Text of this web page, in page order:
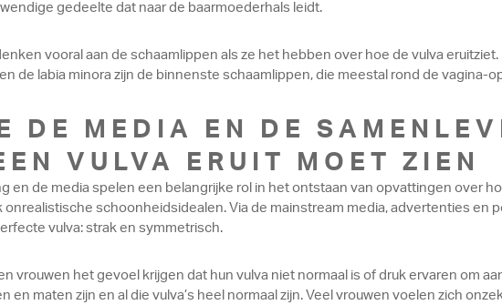
gedeelte dat naar de baarmoederhals leidt.
vooral aan de schaamlippen als ze het hebben over hoe de vulva eruitziet.
de labia minora zijn de binnenste schaamlippen, die meestal rond de vagina-
DE MEDIA EN DE
VULVA ERUIT MOET ZIEN
en de media spelen een belangrijke rol in het ontstaan van opvattingen over
onrealistische schoonheidsidealen. Via de mainstream media, advertenties en
vulva: strak en symmetrisch.
vrouwen het gevoel krijgen dat hun vulva niet normaal is of druk ervaren om
en maten zijn en al die vulva’s heel normaal zijn. Veel vrouwen voelen zich